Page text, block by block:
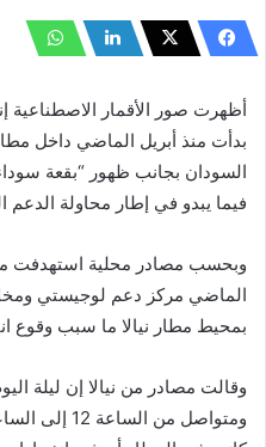
أظهرت صور الأقمار الاصطناعية
بدأت منذ أبريل الماضي داخل
السودان بجانب ظهور “بقعة
فيما يبدو في إطار محاولة الدعم
وبحسب مصادر محلية استهدفت
الماضي مركز دعم لوجيستي
بمحيط مطار نيالا ما سبب وقوع
وقالت مصادر من نيالا إن ليلة